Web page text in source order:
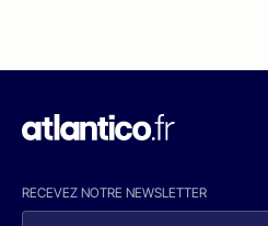
RECEVEZ NOTRE NEWSLETTER